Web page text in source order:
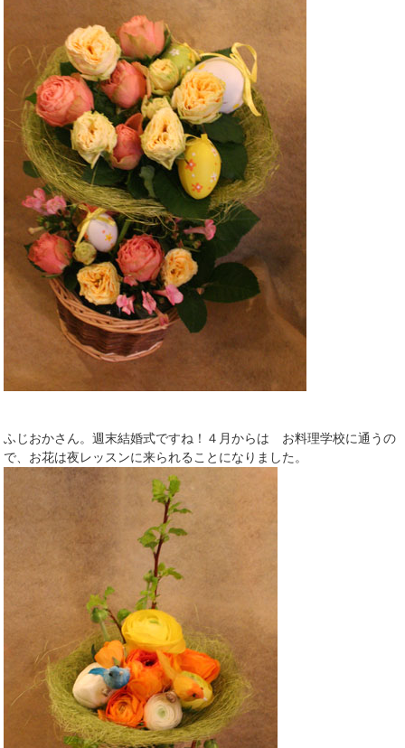
ふじおかさん。週末結婚式ですね！４月からは お料理学校に通うの
で、お花は夜レッスンに来られることになりました。